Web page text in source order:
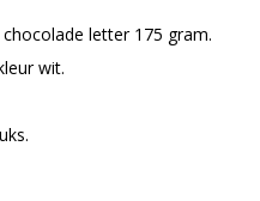
letter 175 gram.
wit.